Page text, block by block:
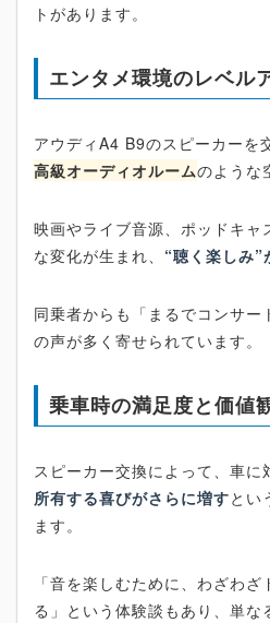
トがあります。
エンタメ環境のレベル
アウディA4 B9のスピーカーを
高級オーディオルームのような
映画やライブ音源、ポッドキャ
な変化が生まれ、 “聴く楽しみ”
同乗者からも「まるでコンサー
の声が多く寄せられています。
乗車時の満足度と価値
スピーカー交換によって、車に
所有する喜びがさらに増すとい
ます。
「音を楽しむために、わざわ
る」という体験談もあり、単な